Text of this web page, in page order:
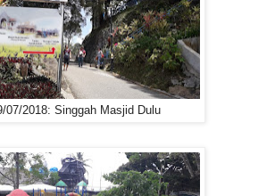
07/2018: Singgah Masjid Dulu